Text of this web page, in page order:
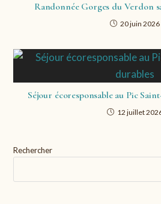
Randonnée Gorges du Verdon
20 juin 2026
Séjour écoresponsable au Pic
12 juillet
Rechercher